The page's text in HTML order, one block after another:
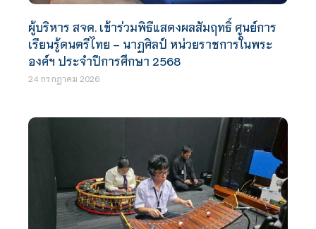
ผู้บริหาร สจด. เข้าร่วมพิธีแสดงผลสัมฤทธิ์ ศูนย์การ
เรียนรู้ดนตรีไทย – นาฏศิลป์ หน่วยราชการในพระ
องค์ฯ ประจำปีการศึกษา 2568
24 กรกฎาคม 2026